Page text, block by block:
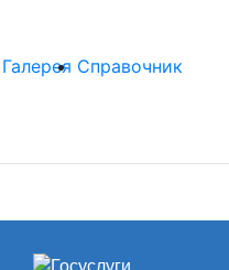
Галерея Справочник